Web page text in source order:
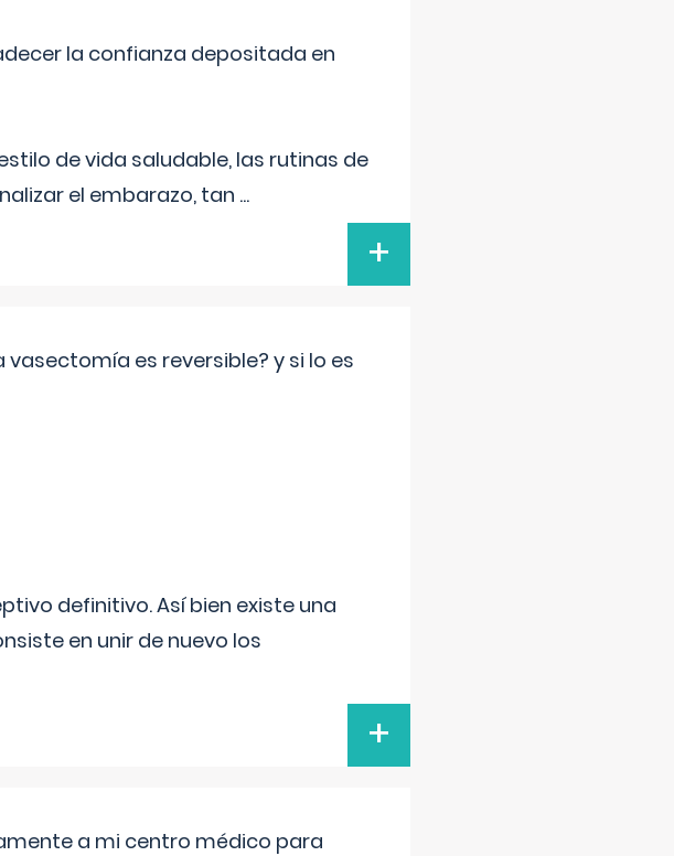
la confianza depositada en
de vida saludable, las rutinas de
el embarazo, tan ...
+
es reversible? y si lo es
definitivo. Así bien existe una
en unir de nuevo los
+
a mi centro médico para